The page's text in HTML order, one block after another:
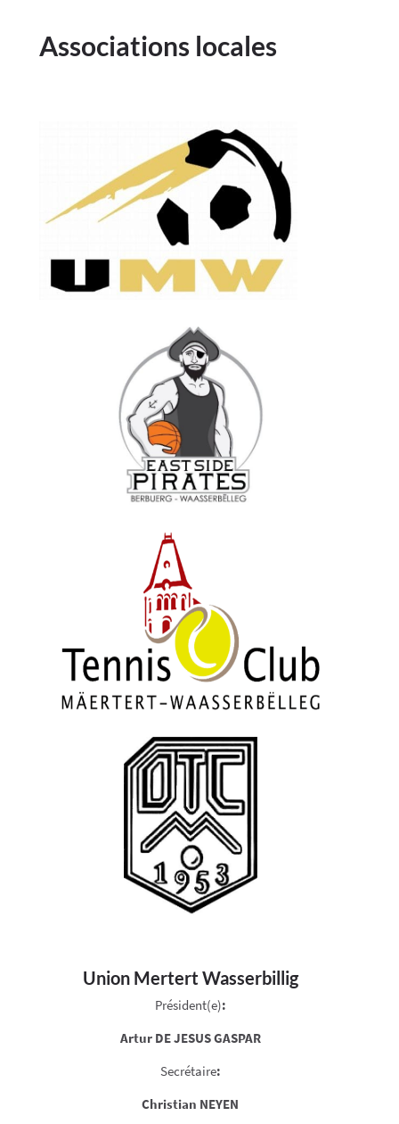
Associations locales
Union Mertert Wasserbillig
Président(e):
Artur DE JESUS GASPAR
Secrétaire:
Christian NEYEN